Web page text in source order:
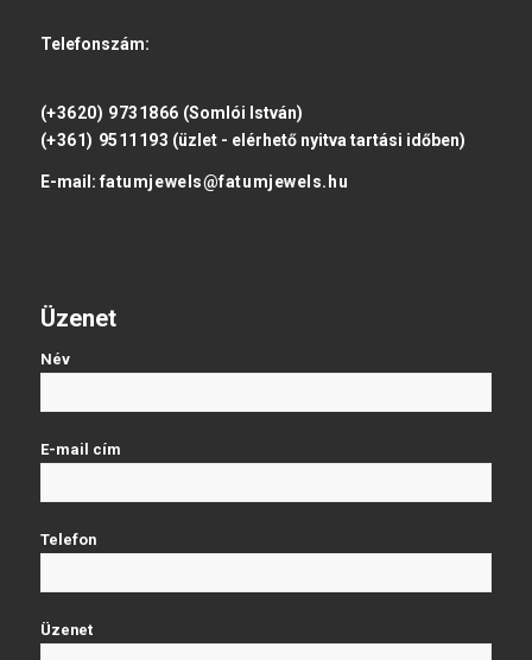
Telefonszám:
(+3620) 9731866 (Somlói István)
(+361) 9511193 (üzlet - elérhető nyitva tartási időben)
E-mail: fatumjewels@fatumjewels.hu
Üzenet
Név
E-mail cím
Telefon
Üzenet